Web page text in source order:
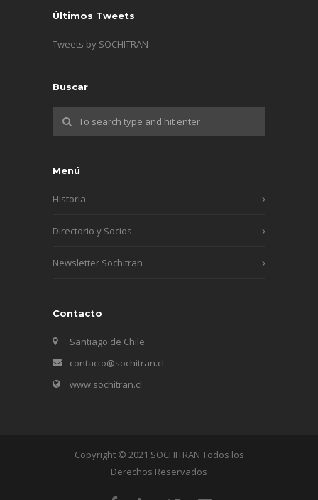
Últimos Tweets
Tweets by SOCHITRAN
Buscar
Menú
Historia
Directorio y Socios
Newsletter Sochitran
Contacto
Santiago de Chile
contacto@sochitran.cl
www.sochitran.cl
Copyright © 2021 SOCHITRAN Todos los
Derechos Reservados